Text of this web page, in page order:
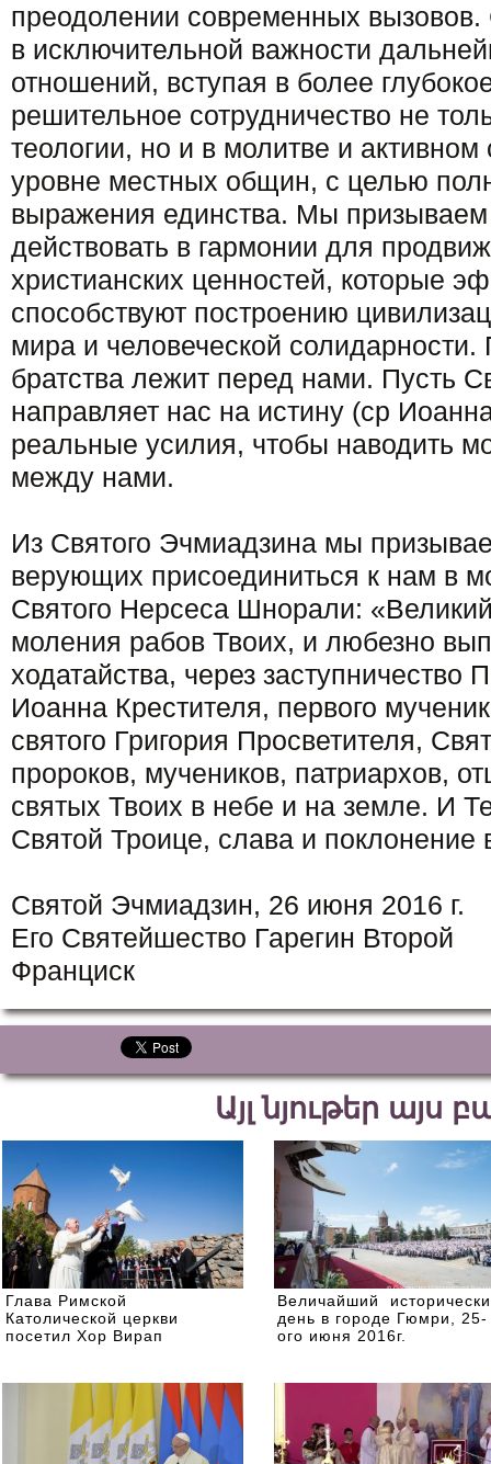
преодолении современных
в исключительной важности
отношений, вступая в более
решительное сотрудничество не
теологии, но и в молитве и активном
уровне местных общин, с целью
выражения единства. Мы
действовать в гармонии для
христианских ценностей, которые
способствуют построению
мира и человеческой
братства лежит перед нами. Пусть
направляет нас на истину (ср
реальные усилия, чтобы наводить
между нами.
Из Святого Эчмиадзина мы
верующих присоединиться к нам в
Святого Нерсеса Шнорали:
моления рабов Твоих, и любезно
ходатайства, через заступничество
Иоанна Крестителя, первого
святого Григория Просветителя,
пророков, мучеников, патриархов,
святых Твоих в небе и на земле. И
Святой Троице, слава и поклонение
Святой Эчмиадзин, 26 июня 2016 г.
Его Святейшество Гарегин
Франциск
Այլ նյութեր այս
Глава Римской
Католической церкви
посетил Хор Вирап
Величайший
день в городе Гюмри, 25-
ого июня 2016г.